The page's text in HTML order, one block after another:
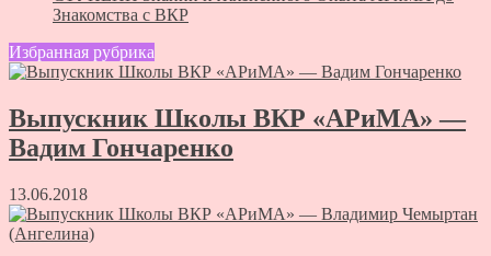
Знакомства с ВКР
Избранная рубрика
Выпускник Школы ВКР «АРиМА» —
Вадим Гончаренко
13.06.2018